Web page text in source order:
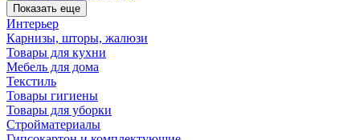
Показать еще
Интерьер
Карнизы, шторы, жалюзи
Товары для кухни
Мебель для дома
Текстиль
Товары гигиены
Товары для уборки
Стройматериалы